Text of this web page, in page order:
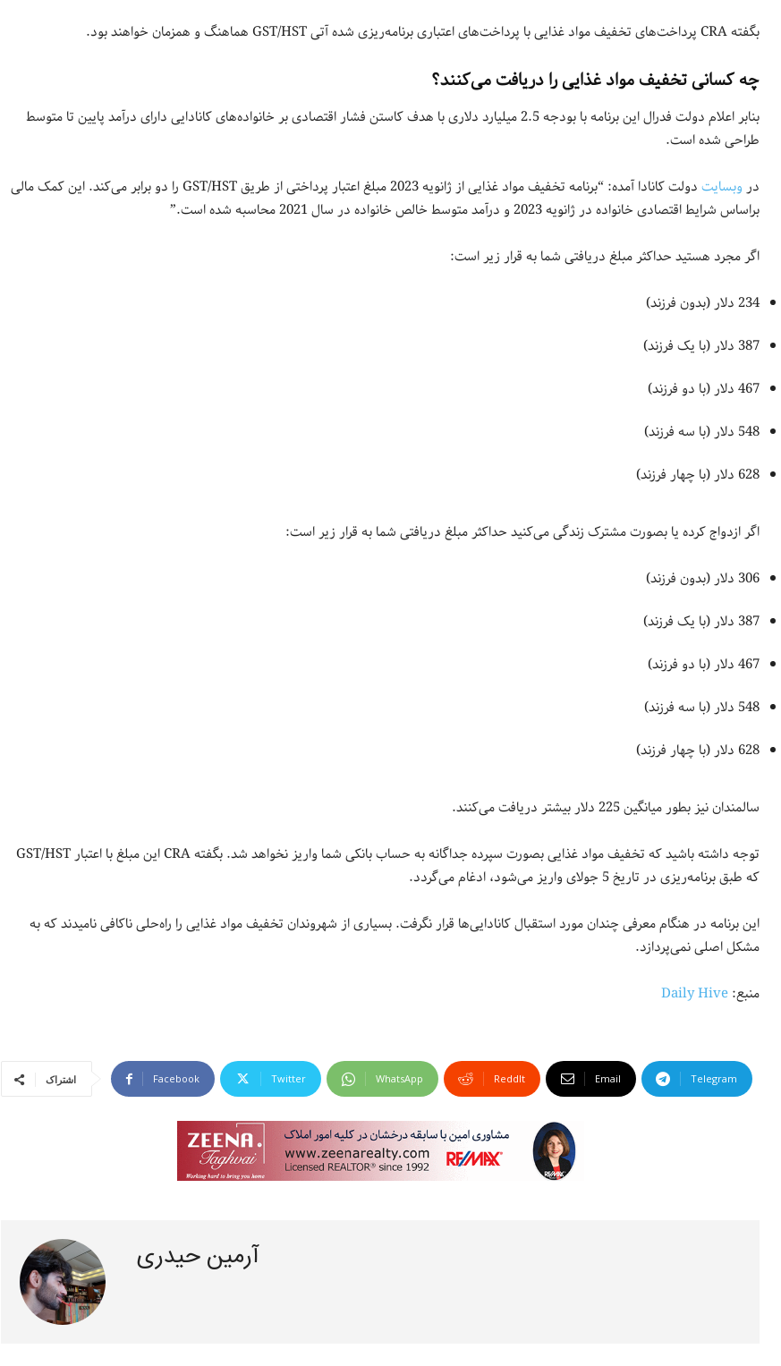
بگفته CRA پرداخت‌های تخفیف مواد غذایی با پرداخت‌های اعتباری برنامه‌ریزی شده آتی GST/HST هماهنگ و همزمان خواهند بود.
چه کسانی تخفیف مواد غذایی را دریافت می‌کنند؟
بنابر اعلام دولت فدرال این برنامه با بودجه 2.5 میلیارد دلاری با هدف کاستن فشار اقتصادی بر خانواده‌های کانادایی دارای درآمد پایین تا متوسط
طراحی شده است.
دروبسایت
دولت کانادا آمده: “برنامه تخفیف مواد غذایی از ژانویه 2023 مبلغ اعتبار پرداختی از طریق GST/HST را دو برابر می‌کند. این کمک مالی
براساس شرایط اقتصادی خانواده در ژانویه 2023 و درآمد متوسط خالص خانواده در سال 2021 محاسبه شده است.”
اگر مجرد هستید حداکثر مبلغ دریافتی شما به قرار زیر است:
234 دلار (بدون فرزند)
387 دلار (با یک فرزند)
467 دلار (با دو فرزند)
548 دلار (با سه فرزند)
628 دلار (با چهار فرزند)
اگر ازدواج کرده‌ یا بصورت مشترک زندگی می‌کنید حداکثر مبلغ دریافتی شما به قرار زیر است:
306 دلار (بدون فرزند)
387 دلار (با یک فرزند)
467 دلار (با دو فرزند)
548 دلار (با سه فرزند)
628 دلار (با چهار فرزند)
سالمندان نیز بطور میانگین 225 دلار بیشتر دریافت می‌کنند.
توجه داشته باشید که تخفیف مواد غذایی بصورت سپرده جداگانه به حساب بانکی شما واریز نخواهد شد. بگفته CRA این مبلغ با اعتبار GST/HST
که طبق برنامه‌ریزی در تاریخ 5 جولای واریز می‌شود، ادغام می‌گردد.
این برنامه در هنگام معرفی چندان مورد استقبال کانادایی‌ها قرار نگرفت. بسیاری از شهروندان تخفیف مواد غذایی را راه‌حلی ناکافی نامیدند که به
مشکل اصلی نمی‌پردازد.
منبع:Daily Hive
اشتراک Facebook Twitter WhatsApp ReddIt Email Telegram
آرمین حیدری